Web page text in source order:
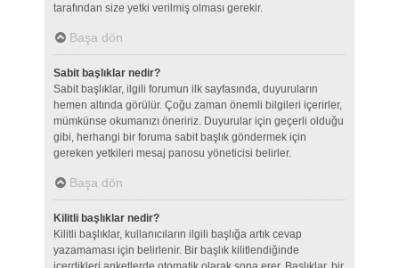
tarafından size yetki verilmiş olması gerekir.
Başa dön
Sabit başlıklar nedir?
Sabit başlıklar, ilgili forumun ilk sayfasında, duyuruların
hemen altında görülür. Çoğu zaman önemli bilgileri içerirler,
mümkünse okumanızı öneririz. Duyurular için geçerli olduğu
gibi, herhangi bir foruma sabit başlık göndermek için
gereken yetkileri mesaj panosu yöneticisi belirler.
Başa dön
Kilitli başlıklar nedir?
Kilitli başlıklar, kullanıcıların ilgili başlığa artık cevap
yazamaması için belirlenir. Bir başlık kilitlendiğinde